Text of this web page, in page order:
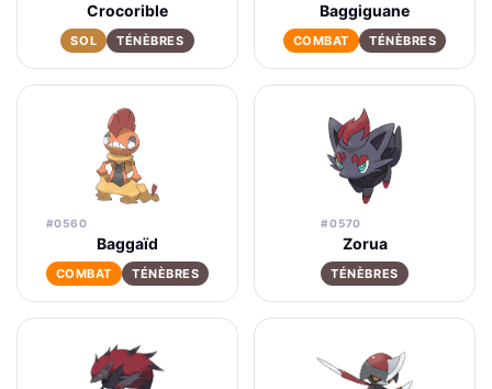
Crocorible
SOL TÉNÈBRES
Baggiguane
COMBAT TÉNÈBRES
#0560
Baggaïd
COMBAT TÉNÈBRES
#0570
Zorua
TÉNÈBRES